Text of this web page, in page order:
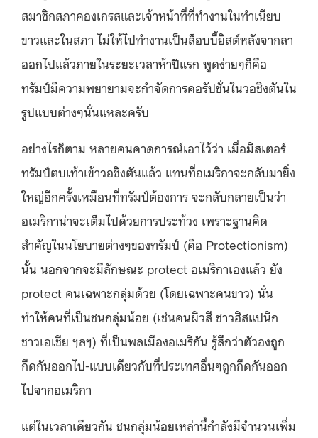
สมาชิกสภาคองเกรสและเจ้าหน้าที่ที่ทำงานในทำเนียบ
ขาวและในสภา ไม่ให้ไปทำงานเป็นล็อบบี้ยิสต์หลังจากลา
ออกไปแล้วภายในระยะเวลาห้าปีแรก พูดง่ายๆก็คือ
ทรัมป์มีความพยายามจะกำจัดการคอรัปชั่นในวอชิงตันใน
รูปแบบต่างๆนั่นแหละครับ
อย่างไรก็ตาม หลายคนคาดการณ์เอาไว้ว่า เมื่อมิสเตอร์
ทรัมป์ตบเท้าเข้าวอชิงตันแล้ว แทนที่อเมริกาจะกลับมายิ่ง
ใหญ่อีกครั้งเหมือนที่ทรัมป์ต้องการ จะกลับกลายเป็นว่า
อเมริกาน่าจะเต็มไปด้วยการประท้วง เพราะฐานคิด
สำคัญในนโยบายต่างๆของทรัมป์ (คือ Protectionism)
นั้น นอกจากจะมีลักษณะ protect อเมริกาเองแล้ว ยัง
protect คนเฉพาะกลุ่มด้วย (โดยเฉพาะคนขาว) นั่น
ทำให้คนที่เป็นชนกลุ่มน้อย (เช่นคนผิวสี ชาวฮิสแปนิก
ชาวเอเชีย ฯลฯ) ที่เป็นพลเมืองอเมริกัน รู้สึกว่าตัวองถูก
กีดกันออกไป-แบบเดียวกับที่ประเทศอื่นๆถูกกีดกันออก
ไปจากอเมริกา
แต่ในเวลาเดียวกัน ชนกลุ่มน้อยเหล่านี้กำลังมีจำนวนเพิ่ม